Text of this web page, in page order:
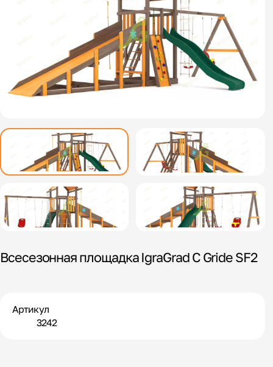
Всесезонная площадка IgraGrad С Gride SF2
Артикул
3242